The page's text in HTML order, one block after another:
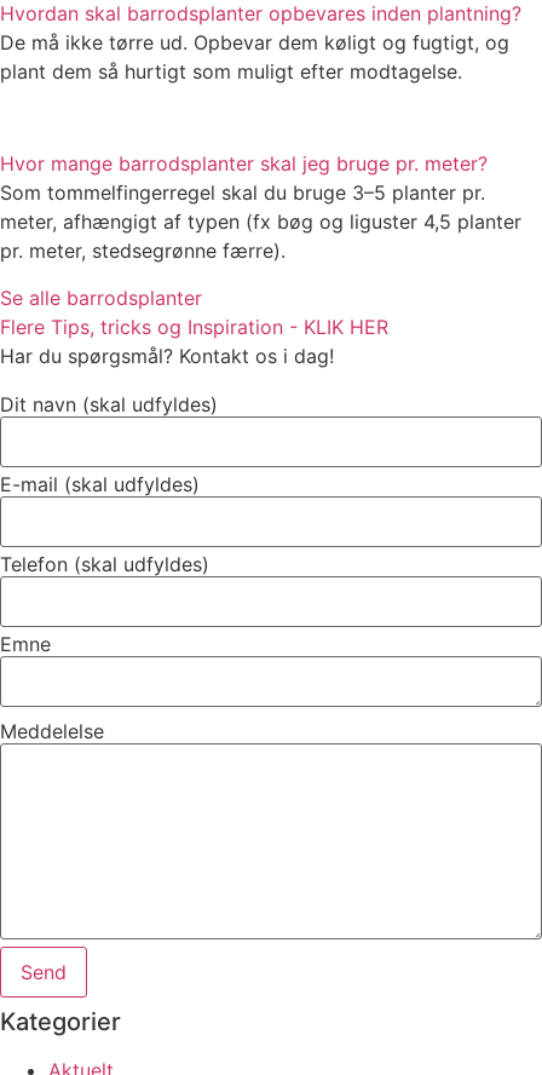
Hvordan skal barrodsplanter opbevares inden plantning?
De må ikke tørre ud. Opbevar dem køligt og fugtigt, og
plant dem så hurtigt som muligt efter modtagelse.
Hvor mange barrodsplanter skal jeg bruge pr. meter?
Som tommelfingerregel skal du bruge 3–5 planter pr.
meter, afhængigt af typen (fx bøg og liguster 4,5 planter
pr. meter, stedsegrønne færre).
Se alle barrodsplanter
Flere Tips, tricks og Inspiration - KLIK HER
Har du spørgsmål? Kontakt os i dag!
Dit navn (skal udfyldes)
E-mail (skal udfyldes)
Telefon (skal udfyldes)
Emne
Meddelelse
Send
Kategorier